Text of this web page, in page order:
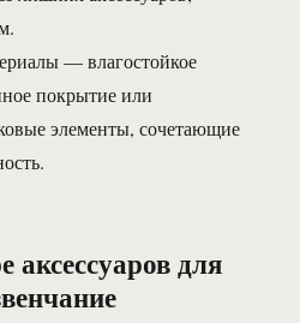
— влагостойкое
покрытие или
элементы, сочетающие
для